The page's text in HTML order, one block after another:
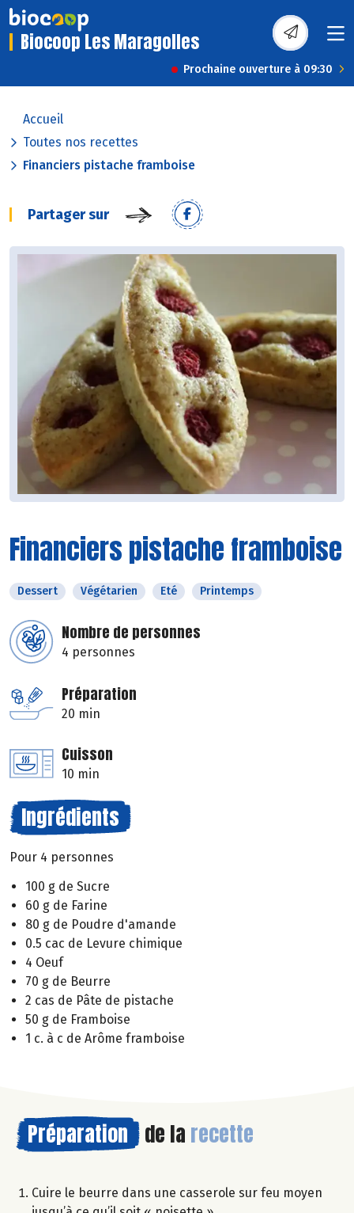
Biocoop Les Maragolles
Prochaine ouverture à 09:30
Accueil
Toutes nos recettes
Financiers pistache framboise
Partager sur
Financiers pistache framboise
Dessert Végétarien Eté Printemps
Nombre de personnes
4 personnes
Préparation
20 min
Cuisson
10 min
Ingrédients
Pour 4 personnes
100 g de Sucre
60 g de Farine
80 g de Poudre d'amande
0.5 cac de Levure chimique
4 Oeuf
70 g de Beurre
2 cas de Pâte de pistache
50 g de Framboise
1 c. à c de Arôme framboise
Préparation de la recette
Cuire le beurre dans une casserole sur feu moyen